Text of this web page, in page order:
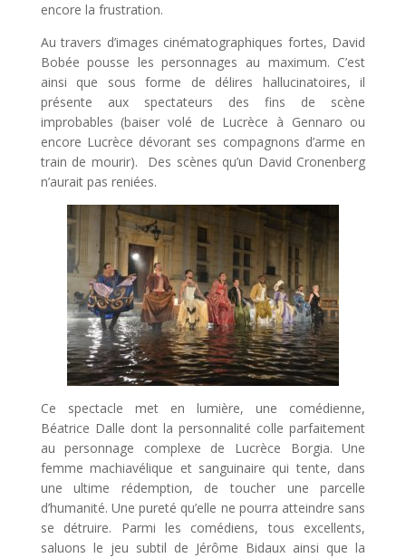
encore la frustration.
Au travers d’images cinématographiques fortes, David
Bobée pousse les personnages au maximum. C’est
ainsi que sous forme de délires hallucinatoires, il
présente aux spectateurs des fins de scène
improbables (baiser volé de Lucrèce à Gennaro ou
encore Lucrèce dévorant ses compagnons d’arme en
train de mourir). Des scènes qu’un David Cronenberg
n’aurait pas reniées.
Ce spectacle met en lumière, une comédienne,
Béatrice Dalle dont la personnalité colle parfaitement
au personnage complexe de Lucrèce Borgia. Une
femme machiavélique et sanguinaire qui tente, dans
une ultime rédemption, de toucher une parcelle
d’humanité. Une pureté qu’elle ne pourra atteindre sans
se détruire. Parmi les comédiens, tous excellents,
saluons le jeu subtil de Jérôme Bidaux ainsi que la